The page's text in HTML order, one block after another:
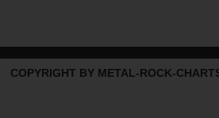
COPYRIGHT BY METAL-ROCK-